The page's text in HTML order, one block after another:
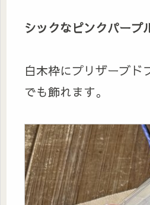
シックなピンクパープ
白木枠にプリザーブド
でも飾れます。